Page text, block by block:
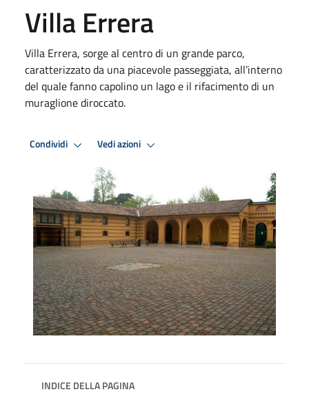
Villa Errera
Villa Errera, sorge al centro di un grande parco,
caratterizzato da una piacevole passeggiata, all’interno
del quale fanno capolino un lago e il rifacimento di un
muraglione diroccato.
Condividi Vedi azioni
INDICE DELLA PAGINA